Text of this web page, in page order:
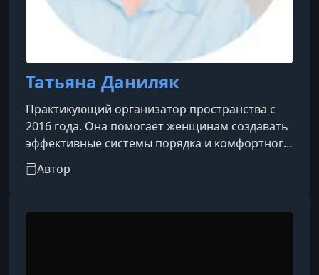
Татьяна Даниляк
Практикующий организатор пространства с
2016 года. Она помогает женщинам создавать
эффективные системы порядка и комфортного
хранения в доме, а также обучает новой
профессии — организатор
Poryadokdoma, где работают ее лучшие
Автор